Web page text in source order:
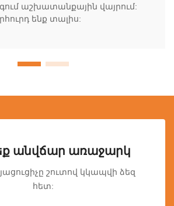
աշխատանքային վայրում:
ենք տալիս:
անվճար առաջարկ
շուտով կկապվի ձեզ
հետ: